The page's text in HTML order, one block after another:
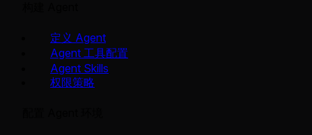
定义 Agent
Agent 工具配置
Agent Skills
权限策略